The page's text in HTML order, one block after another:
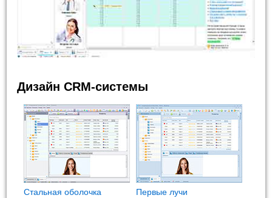
Дизайн CRM-системы
Стальная оболочка Первые лучи